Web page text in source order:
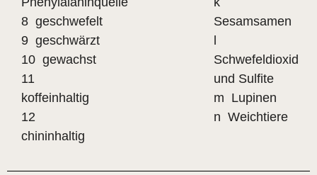
8 geschwefelt
9 geschwärzt
10 gewachst
11
koffeinhaltig
12
chininhaltig
Sesamsamen
Schwefeldioxid
und Sulfite
m Lupinen
n Weichtiere